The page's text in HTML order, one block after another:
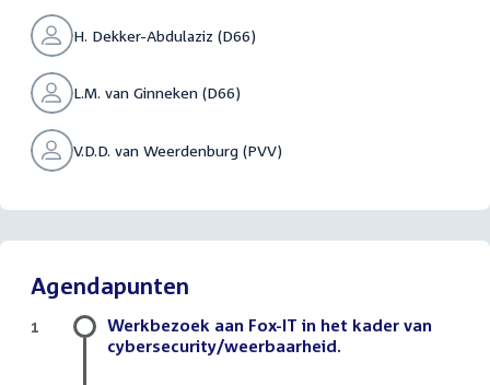
H. Dekker-Abdulaziz (D66)
L.M. van Ginneken (D66)
V.D.D. van Weerdenburg (PVV)
Agendapunten
Werkbezoek aan Fox-IT in het kader van
cybersecurity/weerbaarheid.
1